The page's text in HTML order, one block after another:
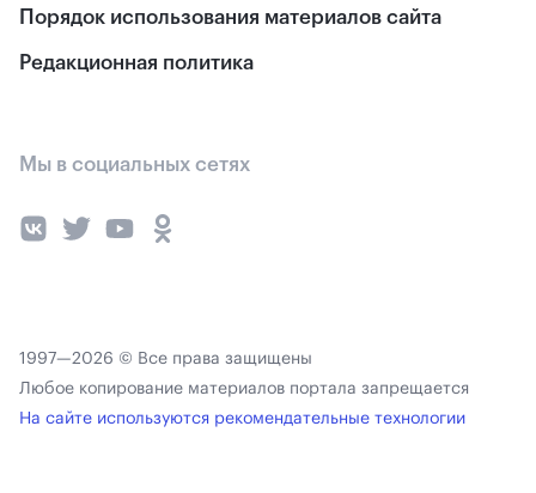
Порядок использования материалов сайта
Редакционная политика
Мы в социальных сетях
1997—2026 © Все права защищены
Любое копирование материалов портала запрещается
На сайте используются рекомендательные технологии